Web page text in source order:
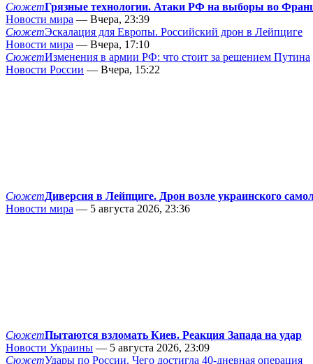
СюжетГрязные технологии. Атаки РФ на выборы во
Новости мира — Вчера, 23:39
СюжетЭскалация для Европы. Российский дрон в Лейпциге
Новости мира — Вчера, 17:10
СюжетИзменения в армии РФ: что стоит за решением Путина
Новости России — Вчера, 15:22
СюжетДиверсия в Лейпциге. Дрон возле украинского
Новости мира — 5 августа 2026, 23:36
СюжетПытаются взломать Киев. Реакция Запада на удар
Новости Украины — 5 августа 2026, 23:09
СюжетУдары по России. Чего достигла 40-дневная операция